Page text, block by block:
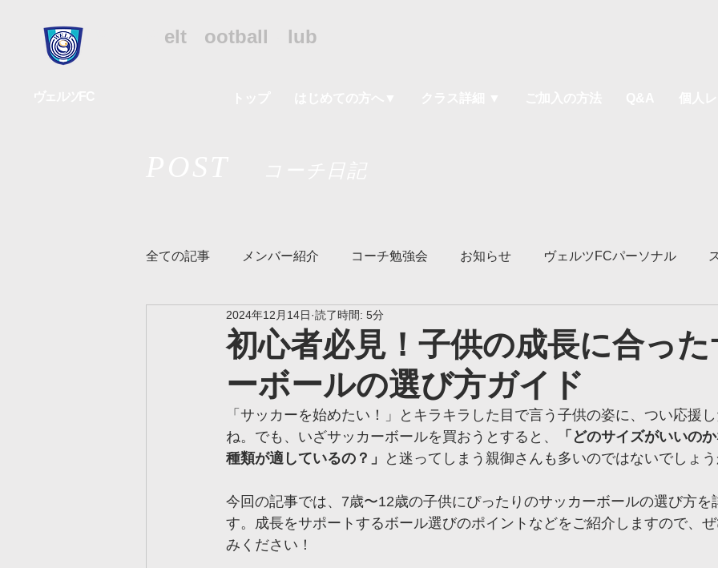
elt ootball lub
全ての記事 メンバー紹介 コーチ勉強会 お知らせ ヴェルツFCパーソナル
リズムクラス ヴェルツメソッド
ヴェルツ真岡校 ヴェルツ高根沢校 ヴェルツインパ校 ヴェルツ日光校
ヴェルツ久喜校 ヴェルツ福岡校 ヴェルツ太田校 ヴェルツ中央宇都宮校
ヴェルツサッカー用語集 フィジカルコース partner 冬キャンプ
初心者必見！子供の成長に合っ
ーボールの選び方ガイド
2024年12月14日 読了時間: 5分
「サッカーを始めたい！」とキラキラした目で言う子供の姿に、つい応援
ね。でも、いざサッカーボールを買おうとすると、
「どのサイズがいいの
種類が適しているの？」
と迷ってしまう親御さんも多いのではないでしょ
今回の記事では、7歳〜12歳の子供にぴったりのサッカーボールの選び方を
す。成長をサポートするボール選びのポイントなどをご紹介しますので、
みください！